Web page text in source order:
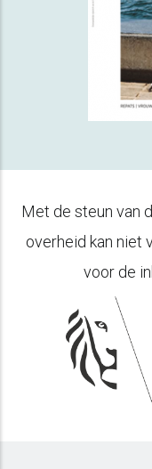
Met de steun van
overheid kan niet
voor de